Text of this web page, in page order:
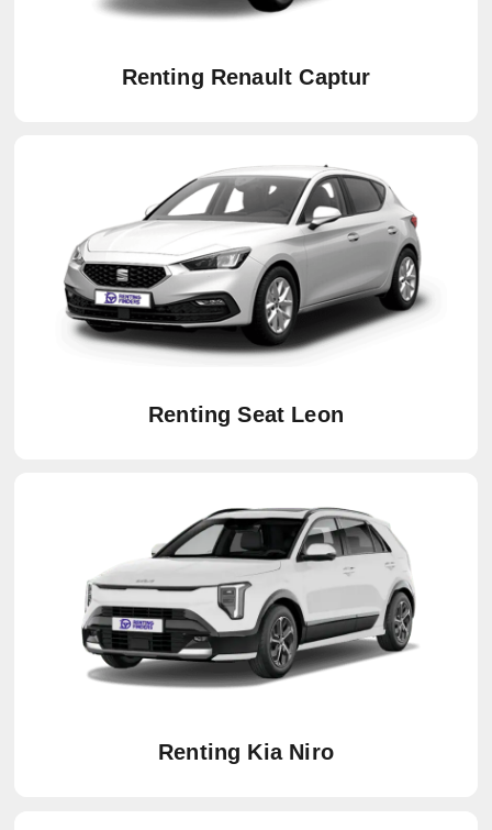
Renting Renault Captur
Renting Seat Leon
Renting Kia Niro